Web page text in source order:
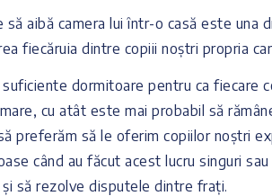
să aibă camera lui într-o casă este
fiecăruia dintre copiii noștri propria
dormitoare pentru ca fiecare
cu atât este mai probabil să
preferăm să le oferim copiilor noștri
când au făcut acest lucru singuri
să rezolve disputele dintre frați.